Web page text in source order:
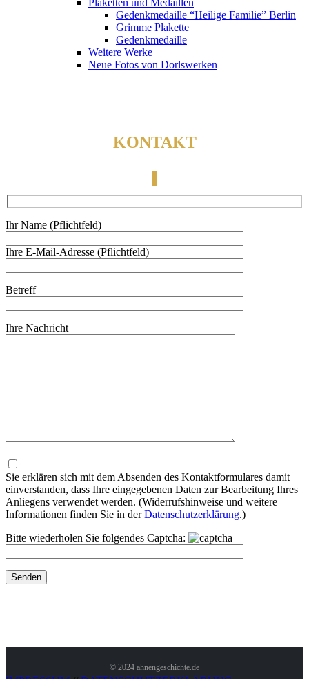
Gedenkmedaille “Heilige Familie” Berlin
Grimme Plakette
Gedenkmedaille
Weitere Werke
Neue Fotos von Dorlswerken
KONTAKT
Ihr Name (Pflichtfeld)
Ihre E-Mail-Adresse (Pflichtfeld)
Betreff
Ihre Nachricht
lasse
dieses
Feld
leer.
Sie erklären sich mit dem Absenden des Kontaktformulares damit
einverstanden, dass Ihre eingegebenen Daten zur Bearbeitung Ihres
Anliegens verwendet werden. (Widerrufshinweise und weitere
Informationen finden Sie in derDatenschutzerklärung.)
Bitte wiederholen Sie folgendes Captcha:
© 2024 ahnengeschichte.de